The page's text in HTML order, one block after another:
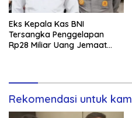
Eks Kepala Kas BNI
Tersangka Penggelapan
Rp28 Miliar Uang Jemaat
Rekomendasi untuk